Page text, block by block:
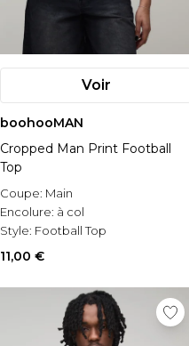
Voir
boohooMAN
Cropped Man Print Football
Top
Coupe: Main
Encolure: à col
Style: Football Top
11,00 €